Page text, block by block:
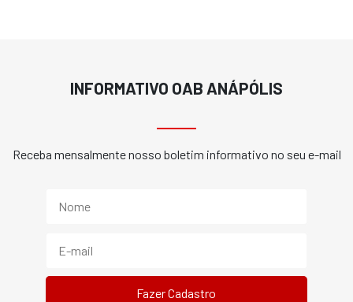
INFORMATIVO OAB ANÁPÓLIS
Receba mensalmente nosso boletim informativo no seu e-mail